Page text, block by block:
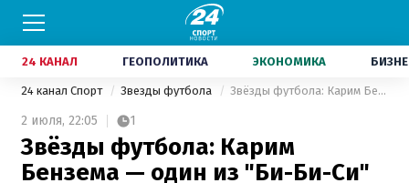
24 КАНАЛ ГЕОПОЛИТИКА ЭКОНОМИКА
24 канал Спорт Звезды футбола Звёзды футбола: Карим Бензема — один из "Би-Би-Си" — главного ударного трио "Реала"
2 июля, 22:05 1
Звёзды футбола: Карим
Бензема — один из "Би-Би-Си"